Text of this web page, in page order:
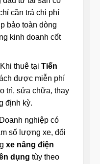
cần trả chi phí
bảo toàn dòng
kinh doanh cốt
Khi thuê tại Tiến
được miễn phí
trì, sửa chữa, thay
định kỳ.
Doanh nghiệp có
số lượng xe, đổi
xe nâng điện
dụng tùy theo